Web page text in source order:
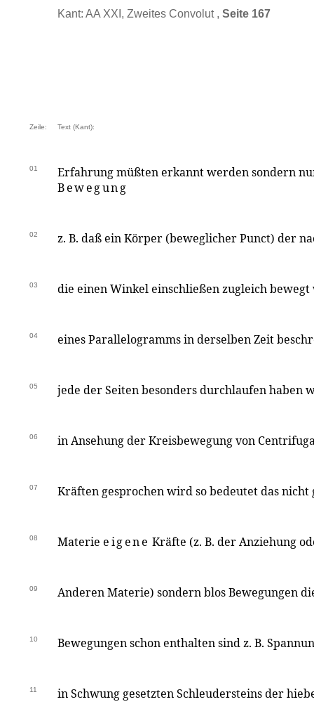
Kant: AA XXI, Zweites Convolut , Seite 167
Zeile: Text (Kant):
01
Erfahrung müßten erkannt werden sondern
Bewegung
02 z. B. daß ein Körper (beweglicher Punct) der
03 die einen Winkel einschließen zugleich
04 eines Parallelogramms in derselben Zeit
05 jede der Seiten besonders durchlaufen haben
06 in Ansehung der Kreisbewegung von
07 Kräften gesprochen wird so bedeutet das
08 Materie eigene Kräfte (z. B. der Anziehung
09 Anderen Materie) sondern blos Bewegungen
10 Bewegungen schon enthalten sind z. B.
11 in Schwung gesetzten Schleudersteins der